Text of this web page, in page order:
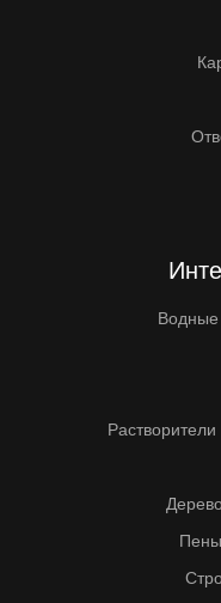
Водные